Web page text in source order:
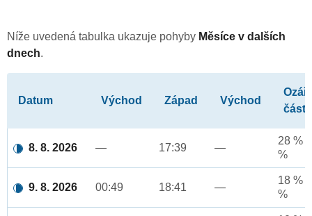
Níže uvedená tabulka ukazuje pohyby Měsíce v dalších
dnech.
Datum Východ Západ Východ
část
8. 8. 2026 — 17:39 —
28 %
%
9. 8. 2026 00:49 18:41 —
18 %
%